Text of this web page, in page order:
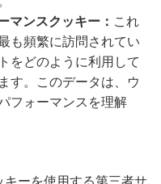
マンスクッキー： これ
も頻繁に訪問されてい
をどのように利用して
す。このデータは、ウ
フォーマンスを理解
キーを使用する第三者サ